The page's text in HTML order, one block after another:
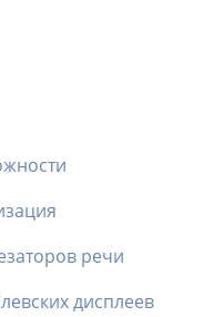
речи
дисплеев